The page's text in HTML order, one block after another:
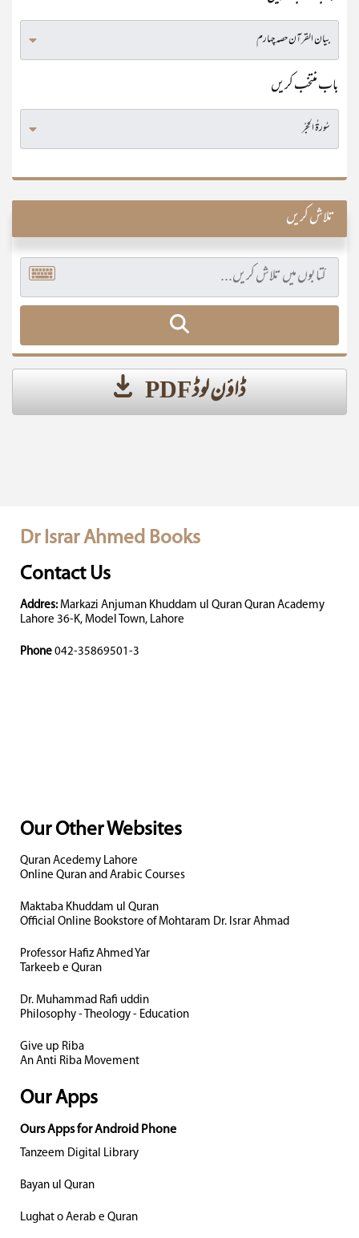
باب منتخب کریں
تلاش کریں
ڈاؤن لوڈ PDF
Dr Israr Ahmed Books
Contact Us
Addres: Markazi Anjuman Khuddam ul Quran Quran Academy
Lahore 36-K, Model Town, Lahore
Phone 042-35869501-3
Our Other Websites
Quran Acedemy Lahore
Online Quran and Arabic Courses
Maktaba Khuddam ul Quran
Official Online Bookstore of Mohtaram Dr. Israr Ahmad
Professor Hafiz Ahmed Yar
Tarkeeb e Quran
Dr. Muhammad Rafi uddin
Philosophy - Theology - Education
Give up Riba
An Anti Riba Movement
Our Apps
Ours Apps for Android Phone
Tanzeem Digital Library
Bayan ul Quran
Lughat o Aerab e Quran